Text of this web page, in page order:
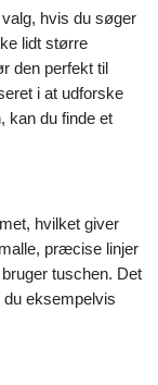
hvis du søger
lidt større
den perfekt til
i at udforske
kan du finde et
hvilket giver
præcise linjer
tuschen. Det
eksempelvis